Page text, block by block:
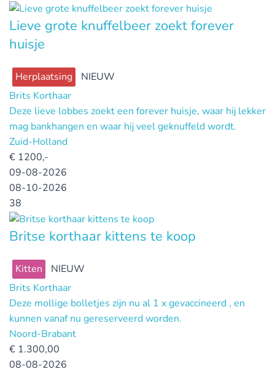
Lieve grote knuffelbeer zoekt forever
huisje
Herplaatsing
NIEUW
Brits Korthaar
Deze lieve lobbes zoekt een forever huisje, waar hij lekker
mag bankhangen en waar hij veel geknuffeld wordt.
Zuid-Holland
€ 1200,-
09-08-2026
08-10-2026
38
Britse korthaar kittens te koop
Kitten
NIEUW
Brits Korthaar
Deze mollige bolletjes zijn nu al 1 x gevaccineerd , en
kunnen vanaf nu gereserveerd worden.
Noord-Brabant
€ 1.300,00
08-08-2026